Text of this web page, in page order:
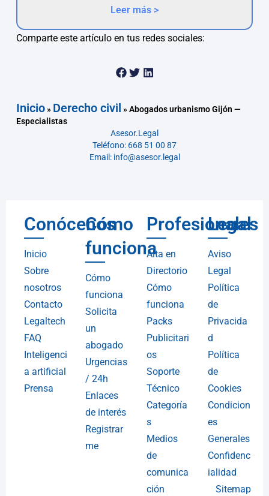
Leer más >
Comparte este artículo en tus redes sociales:
Inicio» Derecho civil »Abogados urbanismo Gijón —
Especialistas
Asesor.Legal
Teléfono: 668 51 00 87
Email: info@asesor.legal
Conócenos
Inicio
Sobre
nosotros
Contacto
Legaltech
FAQ
Inteligenci
a artificial
Prensa
Cómo
funciona
Cómo
funciona
Solicita
un
abogado
Urgencias
/ 24h
Enlaces
de interés
Registrar
me
Profesionales
Alta en
Directorio
Cómo
funciona
Packs
Publicitari
os
Soporte
Técnico
Categoría
s
Medios
de
comunica
ción
Legal
Aviso
Legal
Política
de
Privacida
d
Política
de
Cookies
Condicion
es
Generales
Confidenc
ialidad
Sitemap